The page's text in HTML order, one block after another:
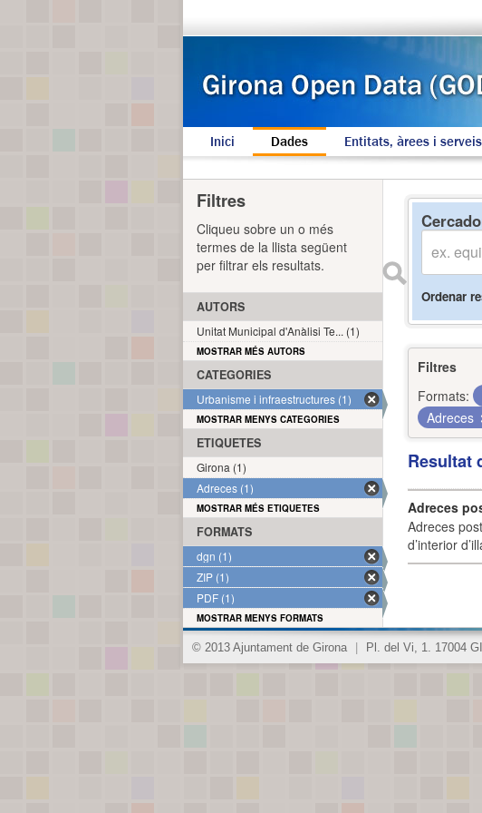
Inici Dades Entitats, àrees i serveis
Ordenar
Filtres
Formats:
Adreces
Resultat
Adreces
Adreces
d’interior
Filtres
Cliqueu sobre un o més
termes de la llista següent
per filtrar els resultats.
AUTORS
Unitat Municipal d'Anàlisi Te... (1)
MOSTRAR MÉS AUTORS
CATEGORIES
Urbanisme i infraestructures (1)
MOSTRAR MENYS CATEGORIES
ETIQUETES
Girona (1)
Adreces (1)
MOSTRAR MÉS ETIQUETES
FORMATS
dgn (1)
ZIP (1)
PDF (1)
MOSTRAR MENYS FORMATS
© 2013 Ajuntament de Girona Pl. del Vi, 1. 17004